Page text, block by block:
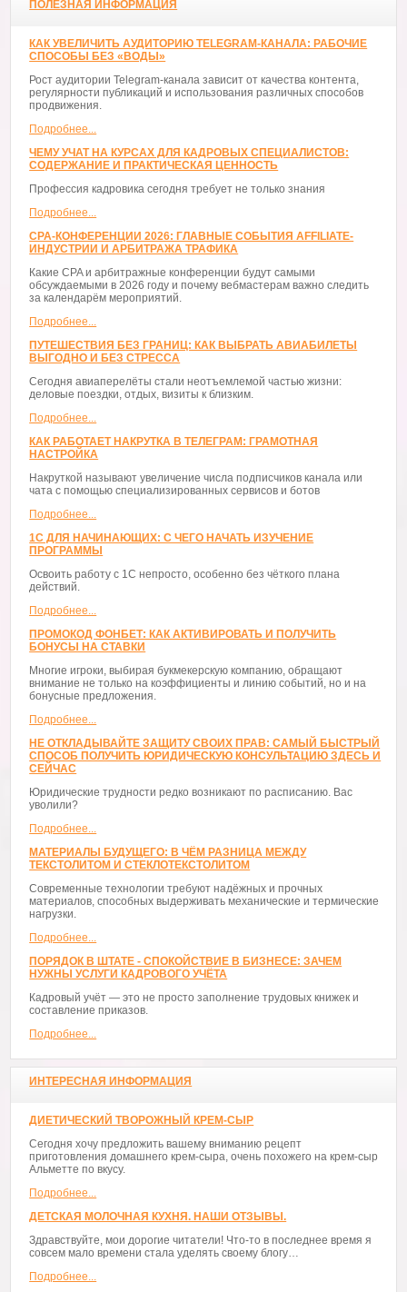
ПОЛЕЗНАЯ ИНФОРМАЦИЯ
КАК УВЕЛИЧИТЬ АУДИТОРИЮ TELEGRAM-КАНАЛА: РАБОЧИЕ
СПОСОБЫ БЕЗ «ВОДЫ»
Рост аудитории Telegram-канала зависит от качества контента,
регулярности публикаций и использования различных способов
продвижения.
Подробнее...
ЧЕМУ УЧАТ НА КУРСАХ ДЛЯ КАДРОВЫХ СПЕЦИАЛИСТОВ:
СОДЕРЖАНИЕ И ПРАКТИЧЕСКАЯ ЦЕННОСТЬ
Профессия кадровика сегодня требует не только знания
Подробнее...
CPA-КОНФЕРЕНЦИИ 2026: ГЛАВНЫЕ СОБЫТИЯ AFFILIATE-
ИНДУСТРИИ И АРБИТРАЖА ТРАФИКА
Какие CPA и арбитражные конференции будут самыми
обсуждаемыми в 2026 году и почему вебмастерам важно следить
за календарём мероприятий.
Подробнее...
ПУТЕШЕСТВИЯ БЕЗ ГРАНИЦ: КАК ВЫБРАТЬ АВИАБИЛЕТЫ
ВЫГОДНО И БЕЗ СТРЕССА
Сегодня авиаперелёты стали неотъемлемой частью жизни:
деловые поездки, отдых, визиты к близким.
Подробнее...
КАК РАБОТАЕТ НАКРУТКА В ТЕЛЕГРАМ: ГРАМОТНАЯ
НАСТРОЙКА
Накруткой называют увеличение числа подписчиков канала или
чата с помощью специализированных сервисов и ботов
Подробнее...
1С ДЛЯ НАЧИНАЮЩИХ: С ЧЕГО НАЧАТЬ ИЗУЧЕНИЕ
ПРОГРАММЫ
Освоить работу с 1С непросто, особенно без чёткого плана
действий.
Подробнее...
ПРОМОКОД ФОНБЕТ: КАК АКТИВИРОВАТЬ И ПОЛУЧИТЬ
БОНУСЫ НА СТАВКИ
Многие игроки, выбирая букмекерскую компанию, обращают
внимание не только на коэффициенты и линию событий, но и на
бонусные предложения.
Подробнее...
НЕ ОТКЛАДЫВАЙТЕ ЗАЩИТУ СВОИХ ПРАВ: САМЫЙ БЫСТРЫЙ
СПОСОБ ПОЛУЧИТЬ ЮРИДИЧЕСКУЮ КОНСУЛЬТАЦИЮ ЗДЕСЬ И
СЕЙЧАС
Юридические трудности редко возникают по расписанию. Вас
уволили?
Подробнее...
МАТЕРИАЛЫ БУДУЩЕГО: В ЧЁМ РАЗНИЦА МЕЖДУ
ТЕКСТОЛИТОМ И СТЕКЛОТЕКСТОЛИТОМ
Современные технологии требуют надёжных и прочных
материалов, способных выдерживать механические и термические
нагрузки.
Подробнее...
ПОРЯДОК В ШТАТЕ - СПОКОЙСТВИЕ В БИЗНЕСЕ: ЗАЧЕМ
НУЖНЫ УСЛУГИ КАДРОВОГО УЧЁТА
Кадровый учёт — это не просто заполнение трудовых книжек и
составление приказов.
Подробнее...
ИНТЕРЕСНАЯ ИНФОРМАЦИЯ
ДИЕТИЧЕСКИЙ ТВОРОЖНЫЙ КРЕМ-СЫР
Сегодня хочу предложить вашему вниманию рецепт
приготовления домашнего крем-сыра, очень похожего на крем-сыр
Альметте по вкусу.
Подробнее...
ДЕТСКАЯ МОЛОЧНАЯ КУХНЯ. НАШИ ОТЗЫВЫ.
Здравствуйте, мои дорогие читатели! Что-то в последнее время я
совсем мало времени стала уделять своему блогу…
Подробнее...